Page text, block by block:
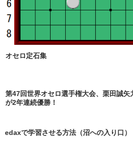
オセロ定石集
第47回世界オセロ選手権大会、栗田誠矢
が2年連続優勝！
edaxで学習させる方法（沼への入り口）